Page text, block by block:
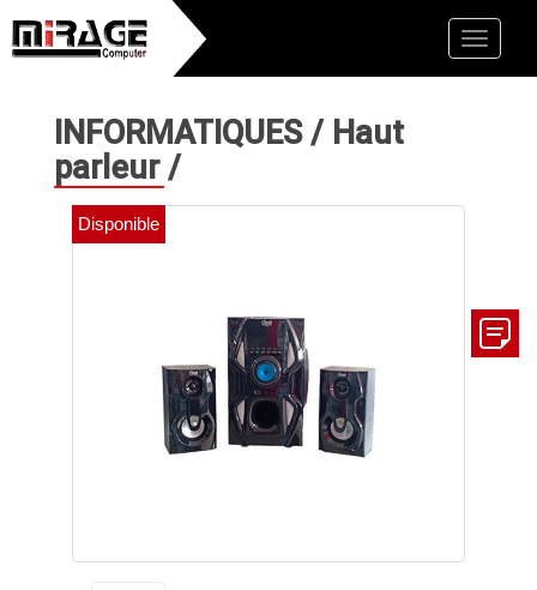
Toggle
INFORMATIQUES/ Haut
parleur/
Disponible